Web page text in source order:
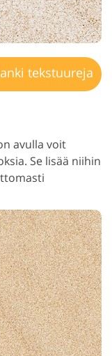
tekstuureja
avulla voit
Se lisää niihin